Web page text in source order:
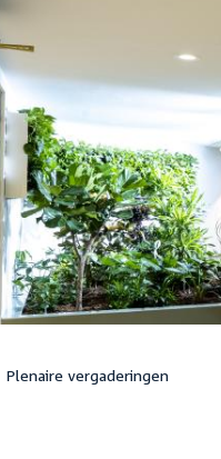
Plenaire vergaderingen